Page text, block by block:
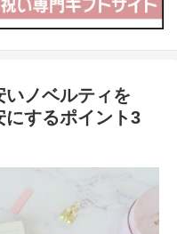
いノベルティを
するポイント3